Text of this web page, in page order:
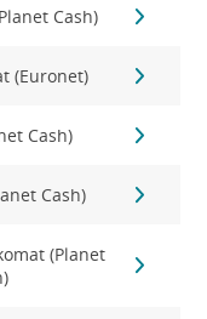
Cash)
(Euronet)
Cash)
Cash)
(Planet